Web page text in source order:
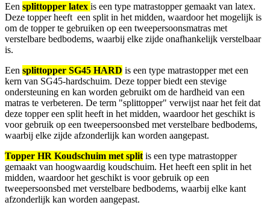
Een splittopper latex is een type matrastopper gemaakt van latex.
Deze topper heeft een split in het midden, waardoor het mogelijk is
om de topper te gebruiken op een tweepersoonsmatras met
verstelbare bedbodems, waarbij elke zijde onafhankelijk verstelbaar
is.
Een splittopper SG45 HARD is een type matrastopper met een
kern van SG45-hardschuim. Deze topper biedt een stevige
ondersteuning en kan worden gebruikt om de hardheid van een
matras te verbeteren. De term "splittopper" verwijst naar het feit dat
deze topper een split heeft in het midden, waardoor het geschikt is
voor gebruik op een tweepersoonsbed met verstelbare bedbodems,
waarbij elke zijde afzonderlijk kan worden aangepast.
Topper HR Koudschuim met split is een type matrastopper
gemaakt van hoogwaardig koudschuim. Het heeft een split in het
midden, waardoor het geschikt is voor gebruik op een
tweepersoonsbed met verstelbare bedbodems, waarbij elke kant
afzonderlijk kan worden aangepast.